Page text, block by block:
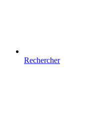
Rechercher